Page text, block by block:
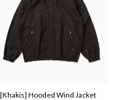
[Khakis] Hooded Wind Jacket